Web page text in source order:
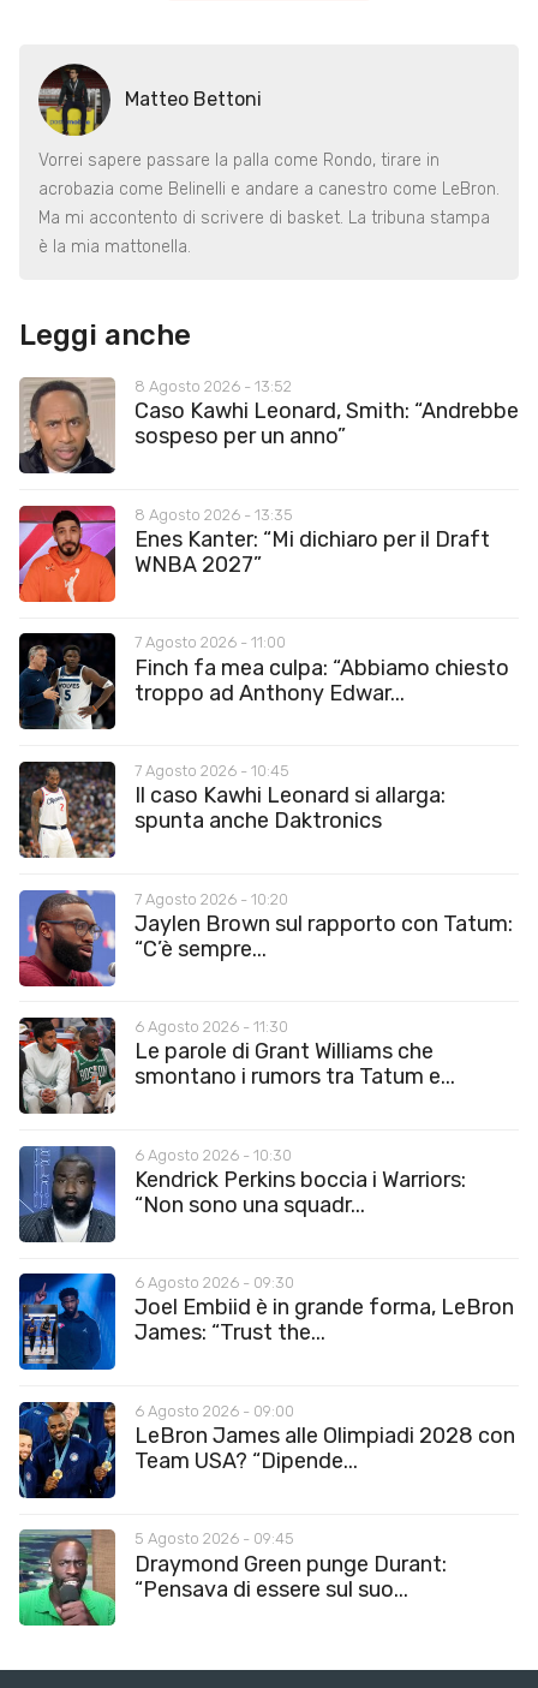
Matteo Bettoni
Vorrei sapere passare la palla come Rondo, tirare in
acrobazia come Belinelli e andare a canestro come LeBron.
Ma mi accontento di scrivere di basket. La tribuna stampa
è la mia mattonella.
Leggi anche
8 Agosto 2026 - 13:52
Caso Kawhi Leonard, Smith: “Andrebbe
sospeso per un anno”
8 Agosto 2026 - 13:35
Enes Kanter: “Mi dichiaro per il Draft
WNBA 2027”
7 Agosto 2026 - 11:00
Finch fa mea culpa: “Abbiamo chiesto
troppo ad Anthony Edwar...
7 Agosto 2026 - 10:45
Il caso Kawhi Leonard si allarga:
spunta anche Daktronics
7 Agosto 2026 - 10:20
Jaylen Brown sul rapporto con Tatum:
“C’è sempre...
6 Agosto 2026 - 11:30
Le parole di Grant Williams che
smontano i rumors tra Tatum e...
6 Agosto 2026 - 10:30
Kendrick Perkins boccia i Warriors:
“Non sono una squadr...
6 Agosto 2026 - 09:30
Joel Embiid è in grande forma, LeBron
James: “Trust the...
6 Agosto 2026 - 09:00
LeBron James alle Olimpiadi 2028 con
Team USA? “Dipende...
5 Agosto 2026 - 09:45
Draymond Green punge Durant:
“Pensava di essere sul suo...